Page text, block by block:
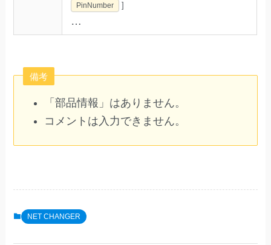
PinNumber ]
…
備考
「部品情報」はありません。
コメントは入力できません。
NET CHANGER